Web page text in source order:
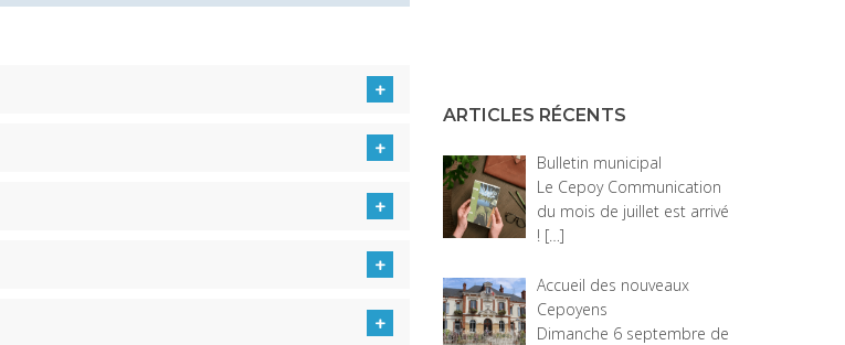
ARTICLES RÉCENTS
Bulletin municipal
Le Cepoy Communication du
mois de juillet est arrivé ![…]
Accueil des nouveaux
Cepoyens
Dimanche 6 septembre de 10h